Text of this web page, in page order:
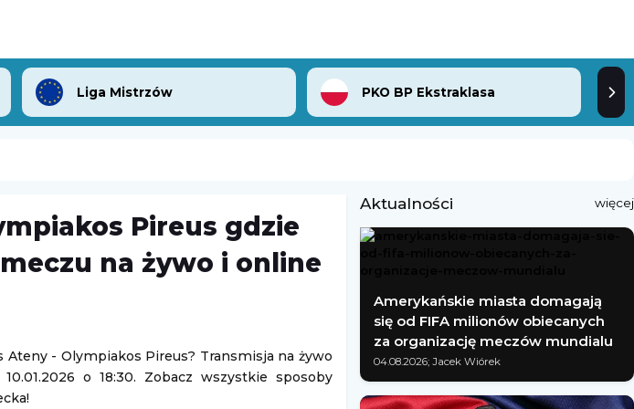
Liga Mistrzów PKO BP Ekstraklasa
Elena Rybakina
Toronto
FC - Sabadell
towarzyski
Pireus gdzie
na żywo i online
- Olympiakos Pireus? Transmisja na żywo
o 18:30. Zobacz wszystkie sposoby
Aktualności więcej
Amerykańskie miasta domagają
się od FIFA milionów obiecanych
za organizację meczów mundialu
04.08.2026; Jacek Wiórek